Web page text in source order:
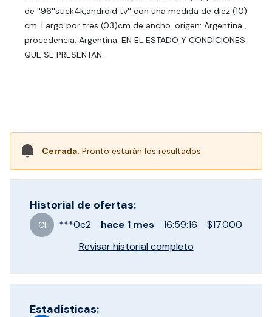
de ''96''stick4k,android tv'' con una medida de diez (10)
cm. Largo por tres (03)cm de ancho. origen: Argentina ,
procedencia: Argentina. EN EL ESTADO Y CONDICIONES
QUE SE PRESENTAN.
Cerrada. Pronto estarán los resultados
Historial de ofertas:
CI ***0c2 hace 1 mes 16:59:16
$17.000
Revisar historial completo
Estadísticas: